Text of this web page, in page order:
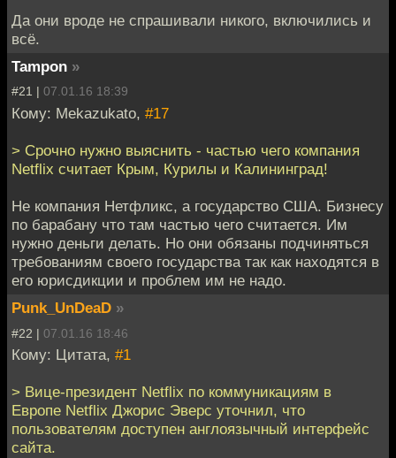
Да они вроде не спрашивали никого, включились и
всё.
Tampon »
#21 | 07.01.16 18:39
Кому: Mekazukato, #17
> Срочно нужно выяснить - частью чего компания
Netflix считает Крым, Курилы и Калининград!
Не компания Нетфликс, а государство США. Бизнесу
по барабану что там частью чего считается. Им
нужно деньги делать. Но они обязаны подчиняться
требованиям своего государства так как находятся в
его юрисдикции и проблем им не надо.
Punk_UnDeaD »
#22 | 07.01.16 18:46
Кому: Цитата, #1
> Вице-президент Netflix по коммуникациям в
Европе Netflix Джорис Эверс уточнил, что
пользователям доступен англоязычный интерфейс
сайта.